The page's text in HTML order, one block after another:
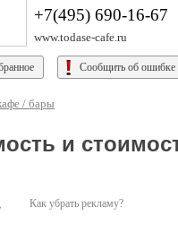
+7(495) 690-16-67
www.todase-cafe.ru
Сообщить об ошибке
/ бары
и
Как убрать рекламу?